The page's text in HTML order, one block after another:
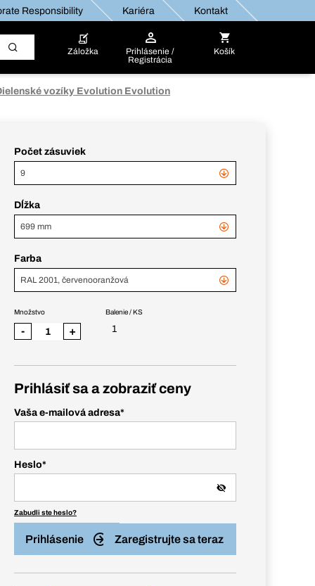
Responsibility Kariéra Kontakt
Záložka
Prihlásenie /
Registrácia
Košík
vozíky Evolution Evolution
Počet zásuviek
9
Dĺžka
699 mm
Farba
RAL 2001, červenooranžová
Balenie / KS
1
Množstvo
- +
Prihlásiť sa a zobraziť ceny
Vaša e-mailová adresa*
Heslo*
Zabudli ste heslo?
Prihlásenie Zaregistrujte sa teraz